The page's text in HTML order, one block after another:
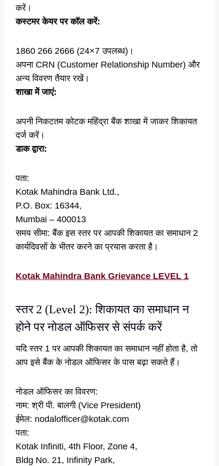
करें।
कस्टमर केयर पर कॉल करें:
1860 266 2666 (24×7 उपलब्ध)।
अपना CRN (Customer Relationship Number) और
अन्य विवरण तैयार रखें।
शाखा में जाएं:
अपनी निकटतम कोटक महिंद्रा बैंक शाखा में जाकर शिकायत
दर्ज करें।
डाक द्वारा:
पता:
Kotak Mahindra Bank Ltd.,
P.O. Box: 16344,
Mumbai – 400013
समय सीमा: बैंक इस स्तर पर आपकी शिकायत का समाधान 2
कार्यदिवसों के भीतर करने का प्रयास करता है।
Kotak Mahindra Bank Grievance LEVEL 1
स्तर 2 (Level 2): शिकायत का समाधान न
होने पर नोडल ऑफिसर से संपर्क करें
यदि स्तर 1 पर आपकी शिकायत का समाधान नहीं होता है, तो
आप इसे बैंक के नोडल ऑफिसर के पास बढ़ा सकते हैं।
नोडल ऑफिसर का विवरण:
नाम: श्री पी. बालगी (Vice President)
ईमेल: nodalofficer@kotak.com
पता:
Kotak Infiniti, 4th Floor, Zone 4,
Bldg No. 21, Infinity Park,